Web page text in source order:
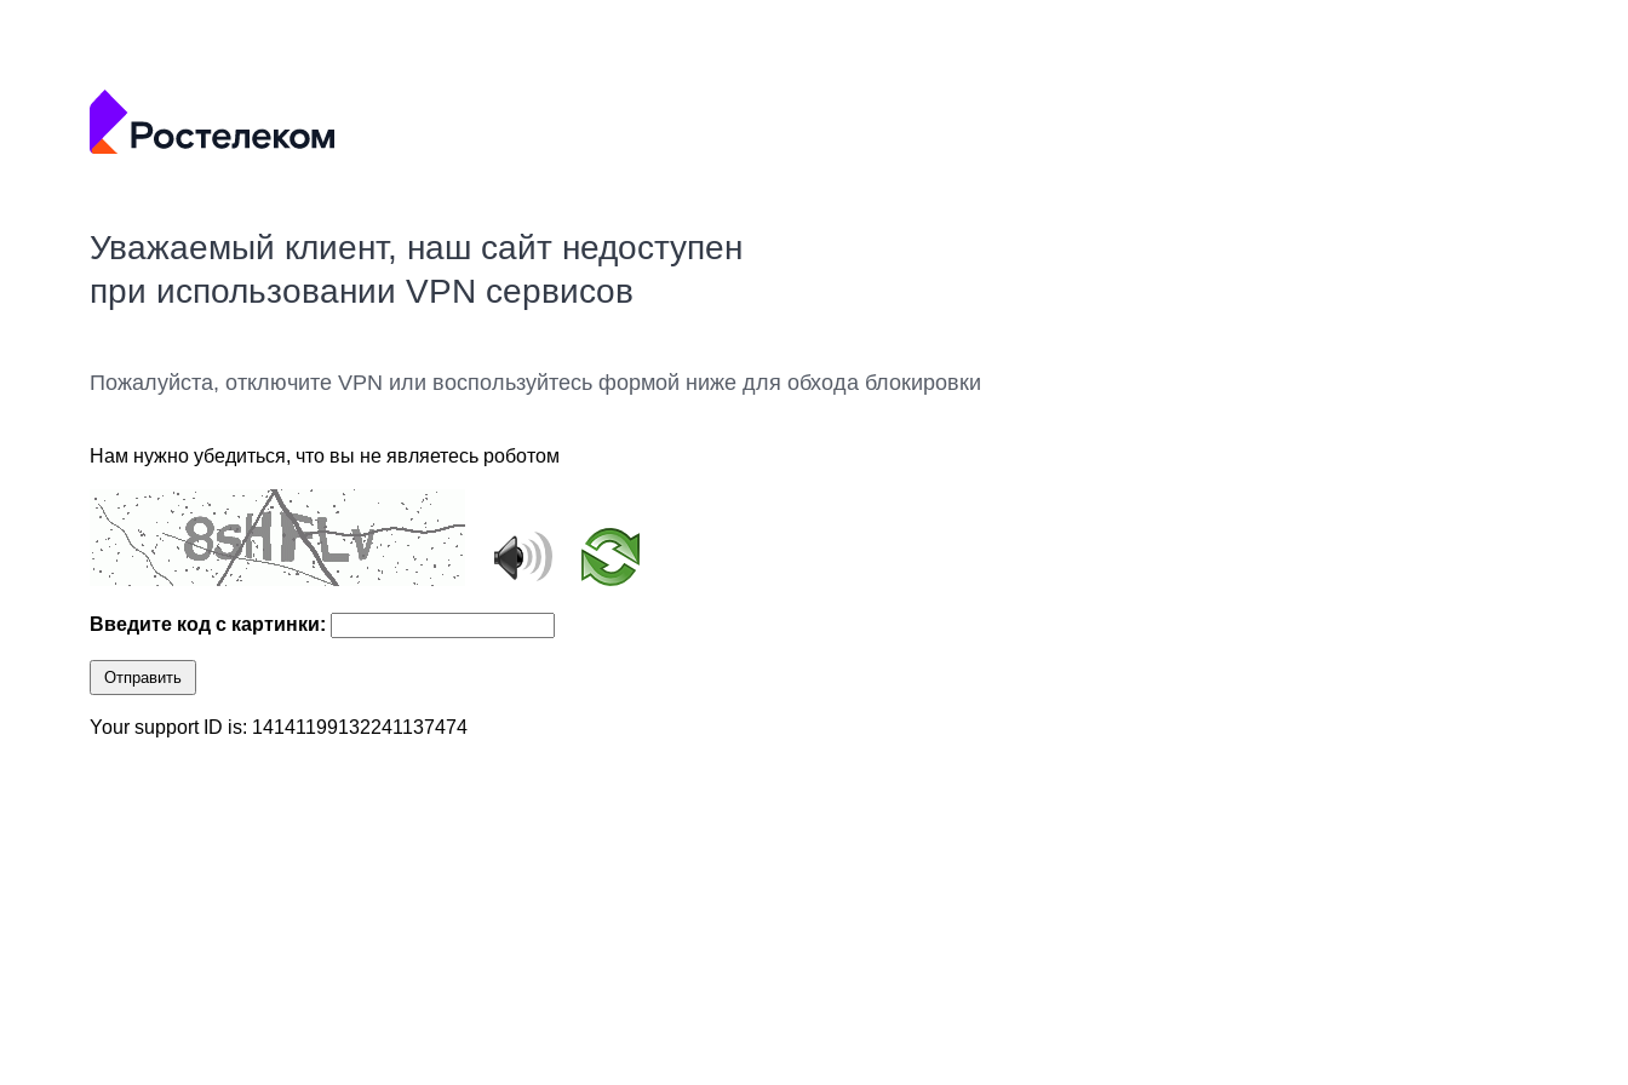
Уважаемый клиент, наш сайт недоступен
при использовании VPN сервисов
Пожалуйста, отключите VPN или воспользуйтесь формой ниже для обхода блокировки
Нам нужно убедиться, что вы не являетесь роботом
Введите код с картинки:
Отправить
Your support ID is: 14141199132241137474